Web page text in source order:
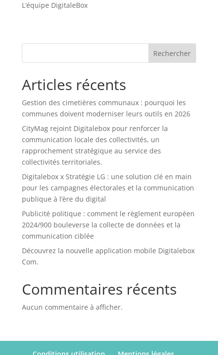
L’équipe DigitaleBox
Rechercher
Articles récents
Gestion des cimetières communaux : pourquoi les
communes doivent moderniser leurs outils en 2026
CityMag rejoint Digitalebox pour renforcer la
communication locale des collectivités, un
rapprochement stratégique au service des
collectivités territoriales.
Digitalebox x Stratégie LG : une solution clé en main
pour les campagnes électorales et la communication
publique à l’ère du digital
Publicité politique : comment le règlement européen
2024/900 bouleverse la collecte de données et la
communication ciblée
Découvrez la nouvelle application mobile Digitalebox
Com.
Commentaires récents
Aucun commentaire à afficher.